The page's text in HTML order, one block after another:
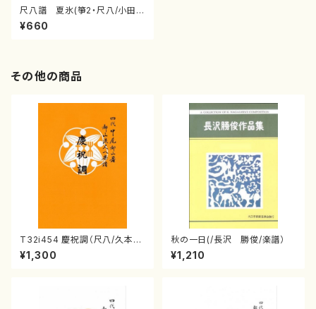
尺八譜 夏氷(箏2・尺八/小田
誠/楽譜）
¥660
その他の商品
T32i454 慶祝調（尺八/久本玄
智/楽譜）都山流公刊楽譜曲番:2
161
¥1,300
秋の一日(/長沢 勝俊/楽譜）
¥1,210